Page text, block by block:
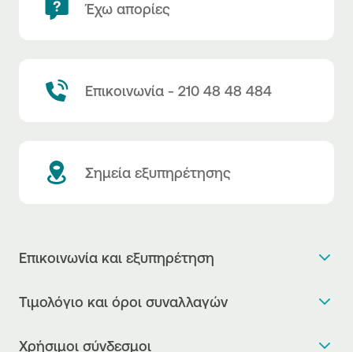
Έχω απορίες
Επικοινωνία - 210 48 48 484
Σημεία εξυπηρέτησης
Επικοινωνία και εξυπηρέτηση
Η νέα Ψηφιακή Εποχή στις συναλλαγές, έφτασε!
Τιμολόγιο και όροι συναλλαγών
Χρήσιμοι σύνδεσμοι